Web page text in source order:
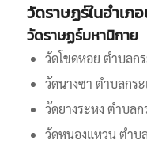
วัดราษฏร์ในอำเภ
วัดราษฏร์มหานิกาย
วัดโขดหอย ตำบลก
วัดนางซา ตำบลกร
วัดยางระหง ตำบล
วัดหนองแหวน ตำบ